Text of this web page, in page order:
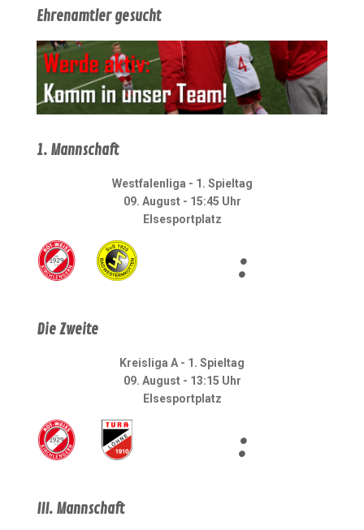
Ehrenamtler gesucht
1. Mannschaft
Westfalenliga - 1. Spieltag
09. August - 15:45 Uhr
Elsesportplatz
:
Die Zweite
Kreisliga A - 1. Spieltag
09. August - 13:15 Uhr
Elsesportplatz
:
III. Mannschaft